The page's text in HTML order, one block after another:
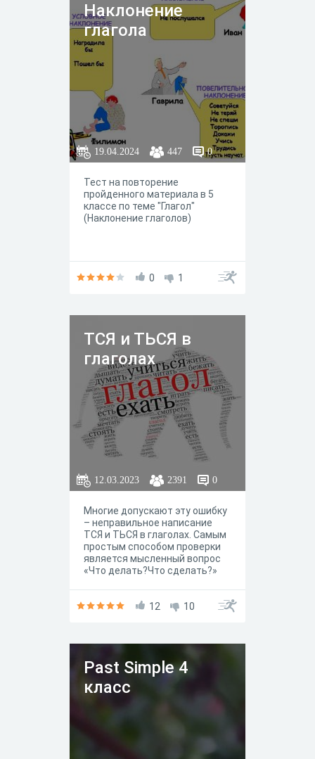
Наклонение
глагола
19.04.2024 447 0
Тест на повторение
пройденного материала в 5
классе по теме "Глагол"
(Наклонение глаголов)
0 1
ТСЯ и ТЬСЯ в
глаголах
12.03.2023 2391 0
Многие допускают эту ошибку
– неправильное написание
ТСЯ и ТЬСЯ в глаголах. Самым
простым способом проверки
является мысленный вопрос
«Что делать?Что сделать?»
каждый из нас изучает ещё в
количество школьников чаще
всего считают, что русский
язык – самый сложный
предмет в плане изучения. И
это действительно так, ведь
говорить о старшеклассниках.
Но именно такие правила, как
12 10
Past Simple 4
класс